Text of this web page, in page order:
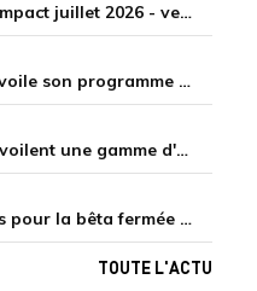
Codes primo-gemmes Genshin Impact juillet 2026 - version 7.0
Gamescom 2026 : HoYoverse dévoile son programme et présente deux nouveaux jeux inédits
UGREEN et Honkai: Star Rail dévoilent une gamme d'accessoires de recharge en édition limitée
HoYoverse ouvre les inscriptions pour la bêta fermée de Honkai : Nexus Anima
TOUTE L'ACTU